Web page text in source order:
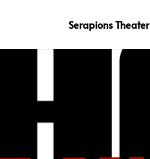
Serapions Theater